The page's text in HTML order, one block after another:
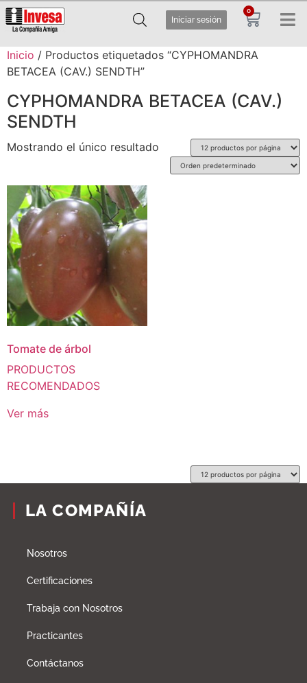
Iniciar sesión
0
Inicio / Productos etiquetados “CYPHOMANDRA
BETACEA (CAV.) SENDTH”
CYPHOMANDRA BETACEA (CAV.)
SENDTH
Mostrando el único resultado
Tomate de árbol
PRODUCTOS
RECOMENDADOS
Ver más
LA COMPAÑÍA
Nosotros
Certificaciones
Trabaja con Nosotros
Practicantes
Contáctanos